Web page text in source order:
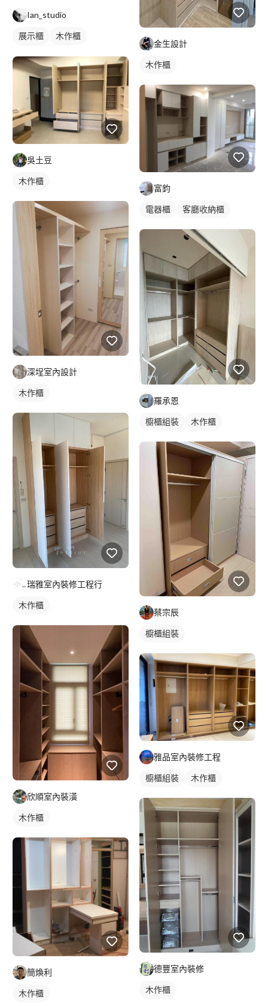
Ian_studio
展示櫃
木作櫃
吳土豆
木作櫃
深埕室內設計
木作櫃
瑞雅室內裝修工程行
木作櫃
欣順室內裝潢
木作櫃
簡煥利
木作櫃
金生設計
木作櫃
富鈞
電器櫃 客廳收納櫃
羅承恩
櫥櫃組裝 木作櫃
蔡宗辰
櫥櫃組裝
雅品室內裝修工程
櫥櫃組裝 木作櫃
德豐室內裝修
木作櫃